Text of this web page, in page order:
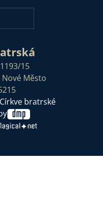
15
Nové Město
bratrské